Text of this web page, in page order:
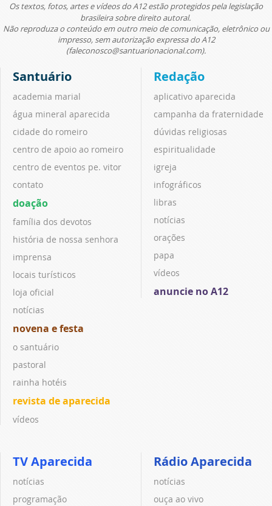
Os textos, fotos, artes e vídeos do A12 estão protegidos pela legislação
brasileira sobre direito autoral.
Não reproduza o conteúdo em outro meio de comunicação, eletrônico ou
impresso, sem autorização expressa do A12
(faleconosco@santuarionacional.com).
Santuário
academia marial
água mineral aparecida
cidade do romeiro
centro de apoio ao romeiro
centro de eventos pe. vitor
contato
doação
família dos devotos
história de nossa senhora
imprensa
locais turísticos
loja oficial
notícias
novena e festa
o santuário
pastoral
rainha hotéis
revista de aparecida
vídeos
Redação
aplicativo aparecida
campanha da fraternidade
dúvidas religiosas
espiritualidade
igreja
infográficos
libras
notícias
orações
papa
vídeos
anuncie no A12
TV Aparecida
notícias
programação
Rádio Aparecida
notícias
ouça ao vivo